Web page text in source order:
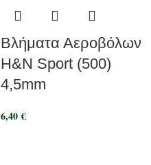
Βλήματα Αεροβόλων
H&N Sport (500)
4,5mm
6,40€